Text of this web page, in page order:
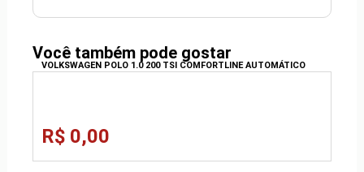
Você também pode gostar
VOLKSWAGEN POLO 1.0 200 TSI COMFORTLINE AUTOMÁTICO
R$ 0,00